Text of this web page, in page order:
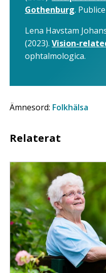
Gothenburg.
Lena Havstam
(2023). Vision-
ophtalmologica.
Ämnesord: Folkhälsa
Relaterat